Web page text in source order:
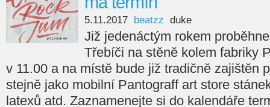
5.11.2017 beatzz duke
Již jedenáctým rokem
Třebíči na stěně kolem fabriky
v 11.00 a na místě bude již tradičně zajištěn
stejně jako mobilní Pantograff art store
latexů atd. Zaznamenejte si do kalendáře